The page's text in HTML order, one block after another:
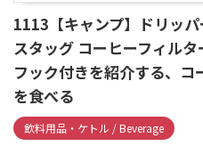
1113【キャンプ】ドリッ
スタッグ コーヒーフィル
フック付きを紹介する、
を食べる
飲料用品・ケトル / Beverage